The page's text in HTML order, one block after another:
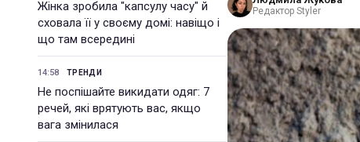
Жінка зробила "капсулу часу" й
сховала її у своєму домі: навіщо і
що там всередині
14:58 ТРЕНДИ
Не поспішайте викидати одяг: 7
речей, які врятують вас, якщо
вага змінилася
Редактор Styler